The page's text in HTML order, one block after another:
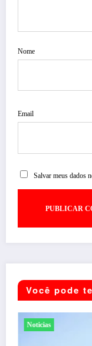
Nome
Email
Salvar meus dados
Você pode